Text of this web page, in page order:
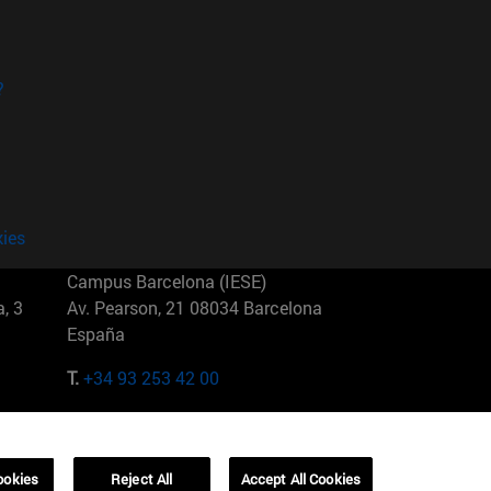
3
Campus Barcelona (IESE)
Av. Pearson, 21 08034 Barcelona
España
T.+34 93 253 42 00
01321001 Bela Vista Brasil
Reject All Accept All Cookies